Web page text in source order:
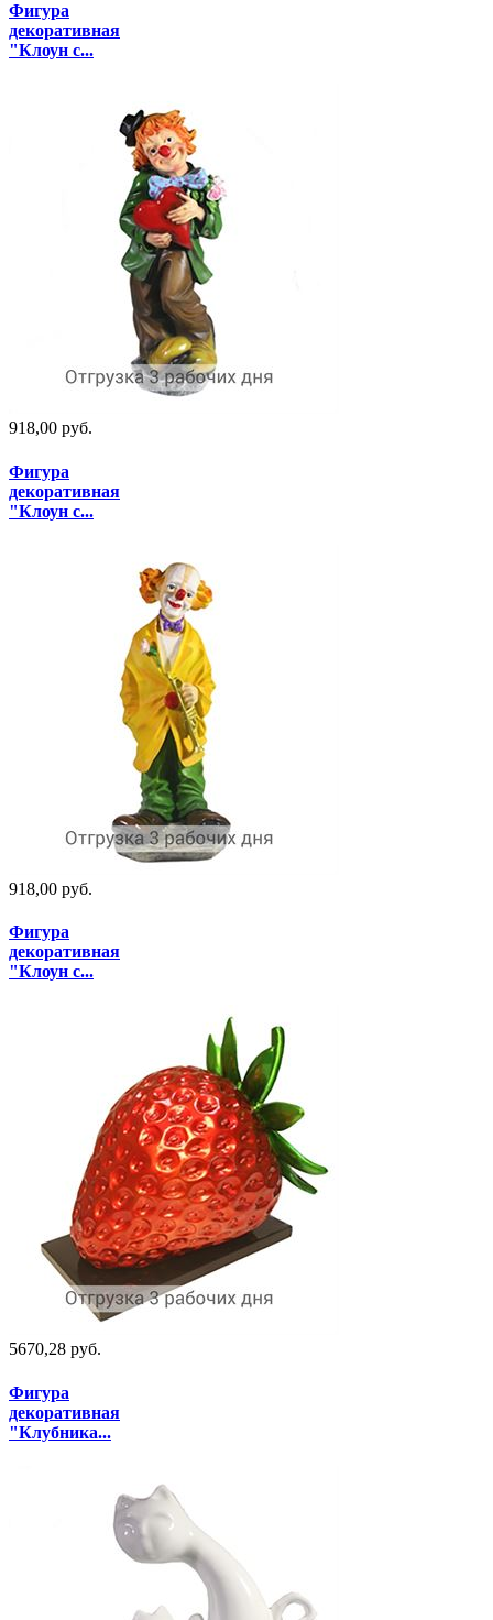
Фигура
декоративная
"Клоун с...
918,00 руб.
Фигура
декоративная
"Клоун с...
918,00 руб.
Фигура
декоративная
"Клоун с...
5670,28 руб.
Фигура
декоративная
"Клубника...